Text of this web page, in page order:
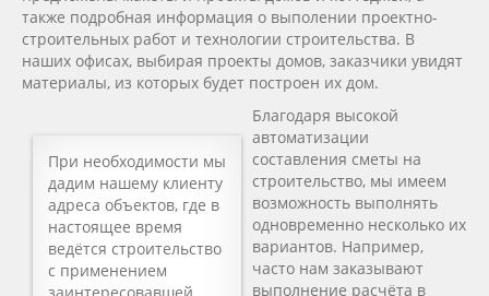
также подробная информация о выполении проектно-
стрoительных работ и технологии стрoительства. В
наших офисах, выбирая проекты домов, заказчики увидят
материалы, из которых будет построен их дом.
При необходимости мы
дадим нашему клиенту
адреса объектов, где в
настоящее время
ведётся строительство
с применением
Благодаря высокой
автоматизации
составления сметы на
строительство, мы имеем
возможность выполнять
одновременно несколько их
вариантов. Например,
часто нам заказывают
выполнение расчёта в